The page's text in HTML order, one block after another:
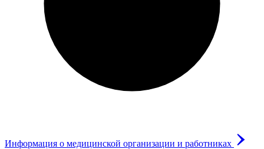
Информация о медицинской организации и работниках